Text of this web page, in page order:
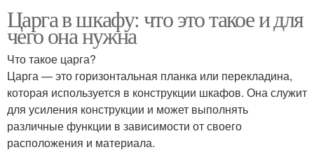
Царга в шкафу: что это такое и для
чего она нужна
Что такое царга?
Царга — это горизонтальная планка или перекладина,
которая используется в конструкции шкафов. Она служит
для усиления конструкции и может выполнять
различные функции в зависимости от своего
расположения и материала.